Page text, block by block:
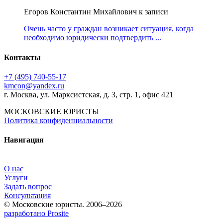
Егоров Константин Михайлович к записи
Очень часто у граждан возникает ситуация, когда
необходимо юридически подтвердить ...
Контакты
+7 (495) 740‑55‑17
kmcon@yandex.ru
г. Москва, ул. Марксистская, д. 3, стр. 1, офис 421
МОСКОВСКИЕ ЮРИСТЫ
Политика конфиденциальности
Навигация
О нас
Услуги
Задать вопрос
Консультация
© Московские юристы. 2006–2026
разработано Prosite